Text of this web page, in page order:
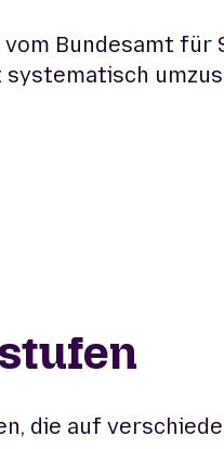
vom Bundesamt
die auf